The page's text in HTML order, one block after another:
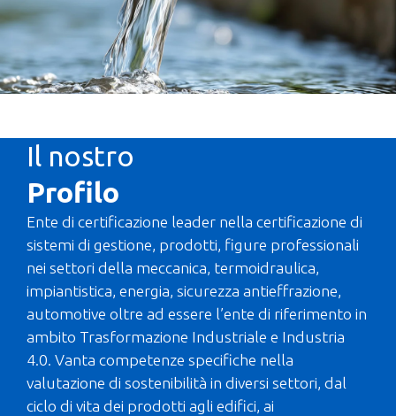
ICIM SpA
per la nuova
Water Directive
Scopri di più
Il nostro
Profilo
Ente di certificazione leader nella certificazione di
sistemi di gestione, prodotti, figure professionali
nei settori della meccanica, termoidraulica,
impiantistica, energia, sicurezza antieffrazione,
automotive oltre ad essere l’ente di riferimento in
ambito Trasformazione Industriale e Industria
4.0. Vanta competenze specifiche nella
valutazione di sostenibilità in diversi settori, dal
ciclo di vita dei prodotti agli edifici, ai